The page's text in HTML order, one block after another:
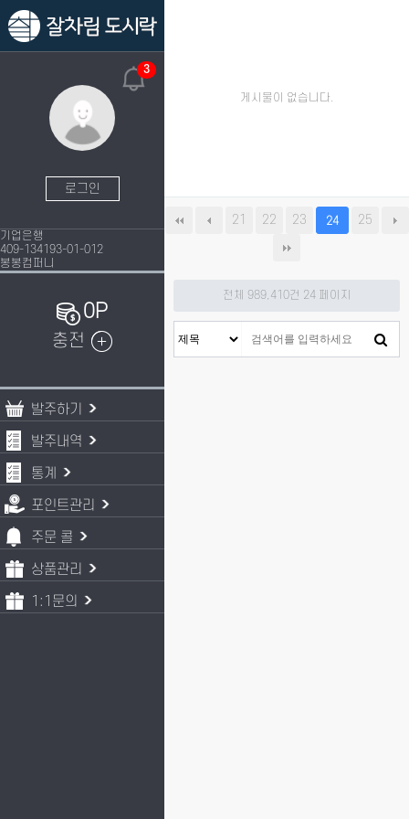
3
로그인
기업은행
409-134193-01-012
봉봉컴퍼니
0P
충전
발주하기
발주내역
통계
포인트관리
주문 콜
상품관리
1:1문의
게시물이 없습니다.
21 22 23 24 25
전체 989,410건 24 페이지